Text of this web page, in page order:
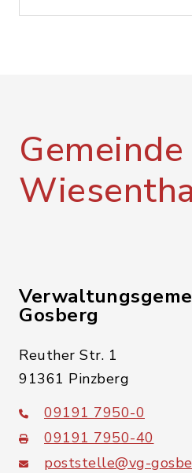
Gemeinde
Gosberg
Reuther Str. 1
91361 Pinzberg
09191 7950-0
09191 7950-40
poststelle@vg-